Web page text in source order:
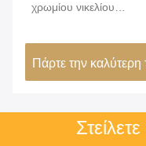
χρωμίου νικελίου
Karma 6j22
Πάρτε την καλύτερη